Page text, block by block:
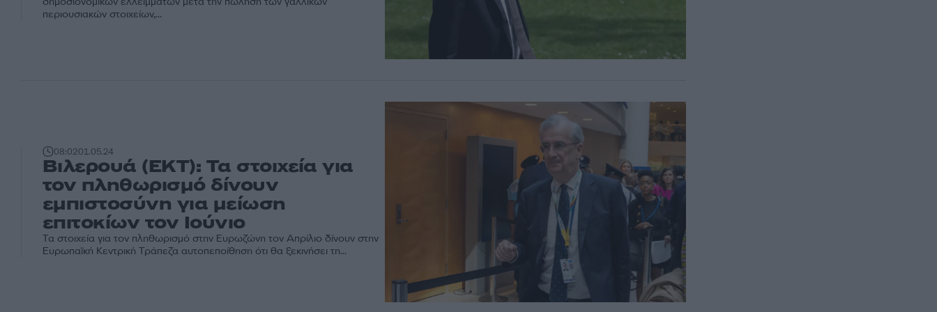
περιουσιακών στοιχείων,...
08:0201.05.24
Bιλερουά (ΕΚΤ): Τα στοιχεία για
τον πληθωρισμό δίνουν
εμπιστοσύνη για μείωση
επιτοκίων τον Ιούνιο
Τα στοιχεία για τον πληθωρισμό στην Ευρωζώνη τον Απρίλιο δίνουν στην
Ευρωπαϊκή Κεντρική Τράπεζα αυτοπεποίθηση ότι θα ξεκινήσει τη...